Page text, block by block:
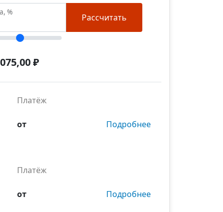
%
Рассчитать
₽
Платёж
от Подробнее
Платёж
от Подробнее